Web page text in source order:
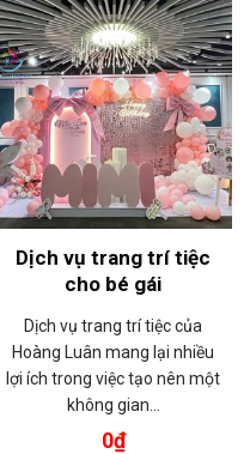
Dịch vụ trang trí tiệc
cho bé gái
Dịch vụ trang trí tiệc của
Hoàng Luân mang lại nhiều
lợi ích trong việc tạo nên một
không gian…
0₫